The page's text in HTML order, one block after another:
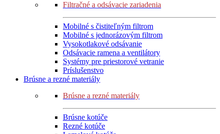
Filtračné a odsávacie zariadenia
Mobilné s čistiteľným filtrom
Mobilné s jednorázovým filtrom
Vysokotlakové odsávanie
Odsávacie ramena a ventilátory
Systémy pre priestorové vetranie
Príslušenstvo
Brúsne a rezné materiály
Brúsne a rezné materiály
Brúsne kotúče
Rezné kotúče